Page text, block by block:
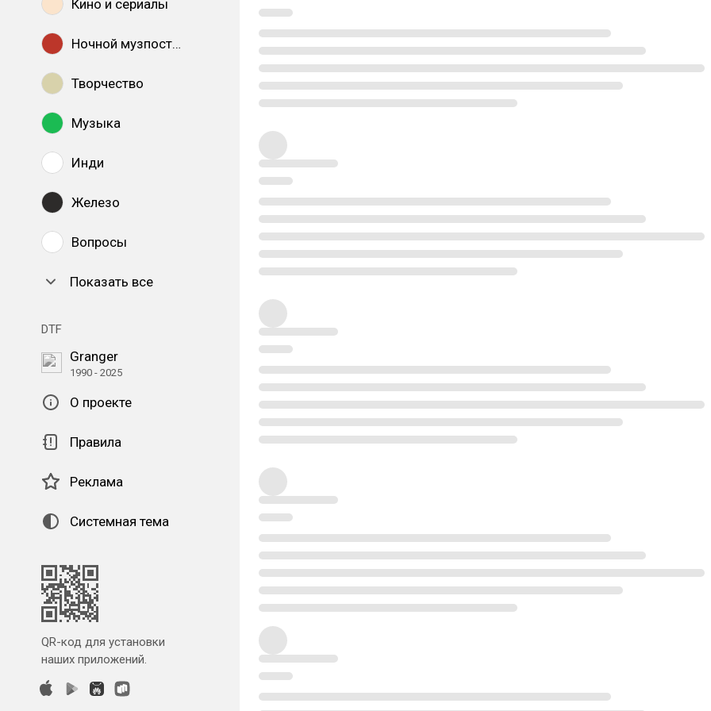
Кино и сериалы
Ночной музпостинг
Творчество
Музыка
Инди
Железо
Вопросы
Показать все
DTF
Granger
1990 - 2025
О проекте
Правила
Реклама
Системная тема
QR-код для установки
наших приложений.